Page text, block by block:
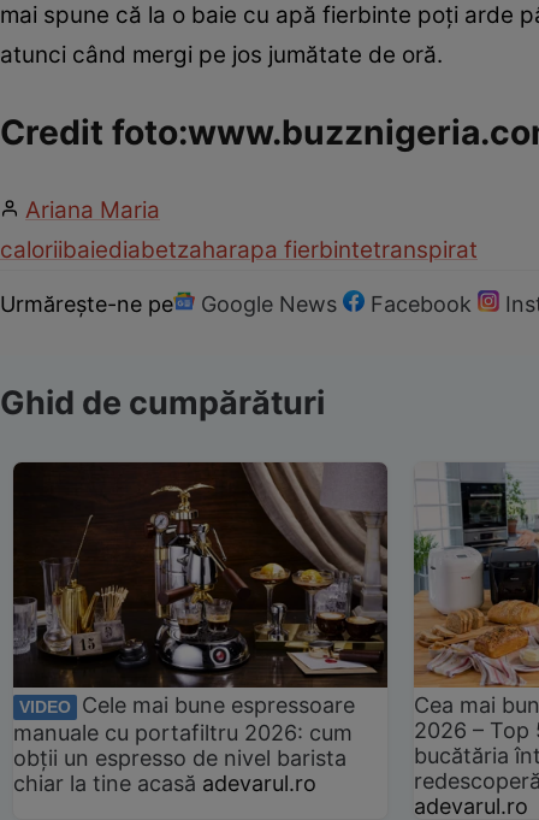
mai spune că la o baie cu apă fierbinte poţi arde
atunci când mergi pe jos jumătate de oră.
Credit
Ariana Maria
caloriibaiediabetzaharapa fierbintetranspirat
Urmărește-ne pe Google News Facebook
Ghid de cumpărături
VIDEO
Cele mai bune espressoare
manuale cu portafiltru 2026: cum
obții un espresso de nivel barista
chiar la tine acasă adevarul.ro
Cea mai
2026 –
bucătăria
adevarul.ro